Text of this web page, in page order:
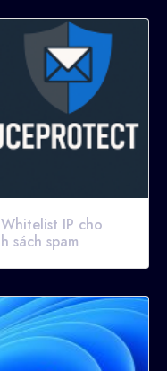
IP cho
sách spam